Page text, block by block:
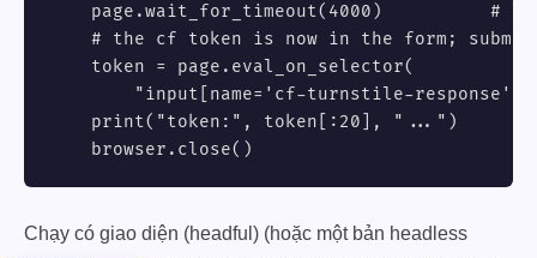
page.wait_for_timeout(4000)          #
# the cf token is now in the form;
    token = page.eval_on_selector(
"input[name='cf-turnstile-
    print("token:", token[:20], "...")
    browser.close()
Chạy có giao diện (headful) (hoặc một bản headless